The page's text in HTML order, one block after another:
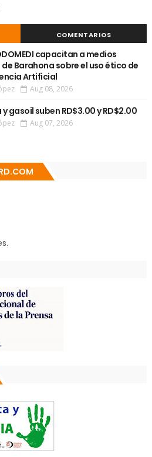
COMENTARIOS
capacitan a medios
Barahona sobre el uso ético de
Artificial
Aug 08, 2026
gasoil suben RD$3.00 y RD$2.00
Aug 07, 2026